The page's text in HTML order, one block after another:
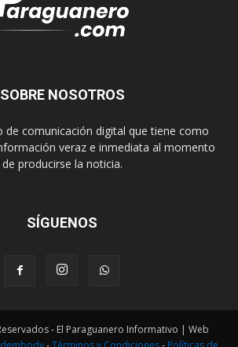
SOBRE NOSOTROS
de comunicación digital que tiene como
veraz e inmediata al momento
de producirse la noticia.
SÍGUENOS
- El Paraguanero Informativo | Web